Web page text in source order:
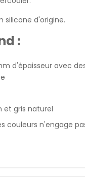
silicone d'origine.
:
d'épaisseur avec
et gris naturel
couleurs n'engage